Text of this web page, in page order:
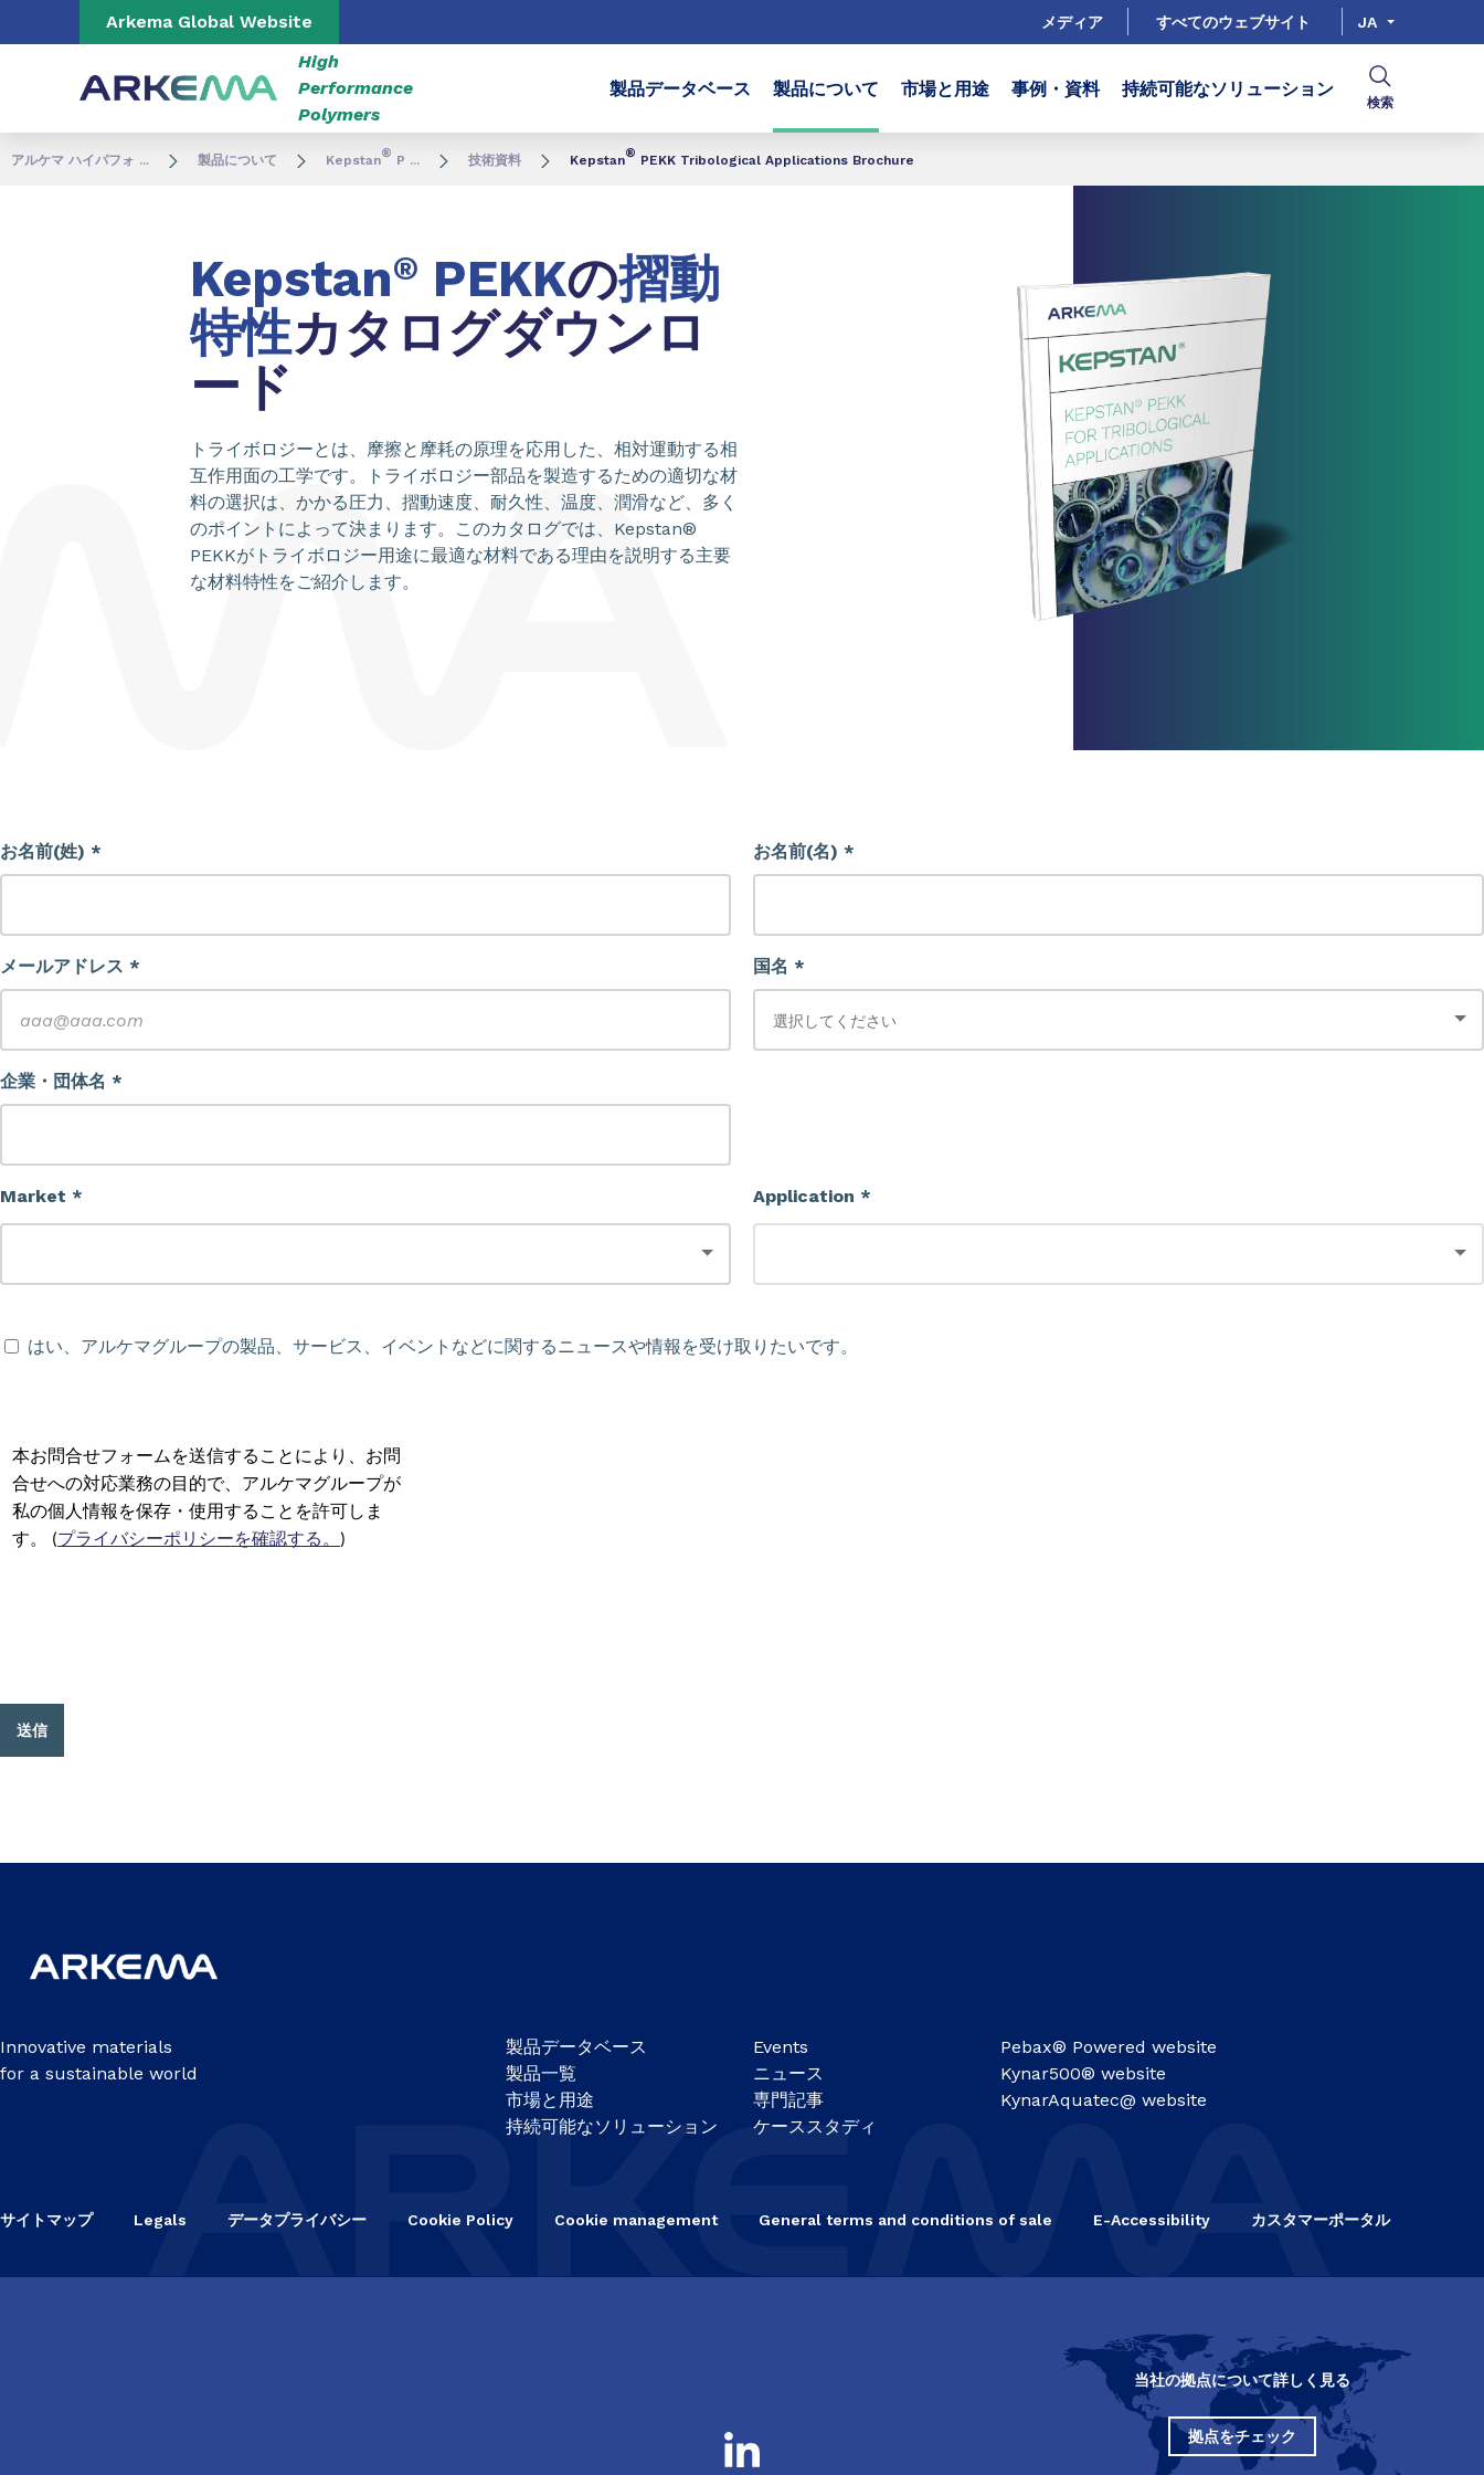
Go to content Go to navigation
Arkema Global Website メディア すべてのウェブサイト JA
High
Performance
Polymers
製品データベース 製品について 市場と用途 事例・資料 持続可能なソリューション
検索
アルケマ ハイパフォ ... 製品について Kepstan® P ... 技術資料 Kepstan® PEKK Tribological Applications Brochure
Kepstan® PEKKの摺動
特性カタログダウンロ
ード
トライボロジーとは、摩擦と摩耗の原理を応用した、相対運動する相
互作用面の工学です。トライボロジー部品を製造するための適切な材
料の選択は、かかる圧力、摺動速度、耐久性、温度、潤滑など、多く
のポイントによって決まります。このカタログでは、Kepstan®
PEKKがトライボロジー用途に最適な材料である理由を説明する主要
な材料特性をご紹介します。
お名前(姓) * お名前(名) *
メールアドレス * 国名 *
企業・団体名 *
Market * Application *
はい、アルケマグループの製品、サービス、イベントなどに関するニュースや情報を受け取りたいです。
本お問合せフォームを送信することにより、お問
合せへの対応業務の目的で、アルケマグループが
私の個人情報を保存・使用することを許可しま
す。 (プライバシーポリシーを確認する。 )
送信
Innovative materials
for a sustainable world
製品データベース
製品一覧
市場と用途
持続可能なソリューション
Events
ニュース
専門記事
ケーススタディ
Pebax® Powered website
Kynar500® website
KynarAquatec@ website
サイトマップ Legals データプライバシー Cookie Policy Cookie management General terms and conditions of sale E-Accessibility カスタマーポータル
当社の拠点について詳しく見る
拠点をチェック